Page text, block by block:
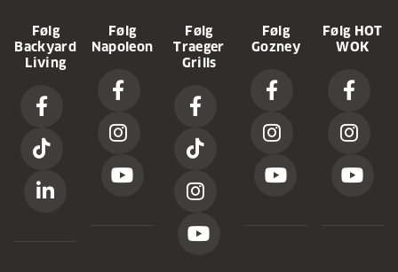
Følg
Backyard
Living
Følg
Napoleon
Følg
Traeger
Grills
Følg
Gozney
Følg HOT
WOK